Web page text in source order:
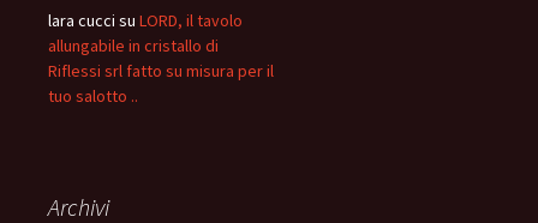
lara cucci su LORD, il tavolo
allungabile in cristallo di
Riflessi srl fatto su misura per il
tuo salotto ..
Archivi